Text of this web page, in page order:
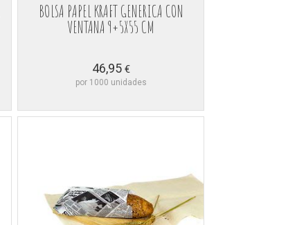
BOLSA PAPEL KRAFT GENERICA CON
VENTANA 9+5X55 CM
46,95 €
por 1000 unidades